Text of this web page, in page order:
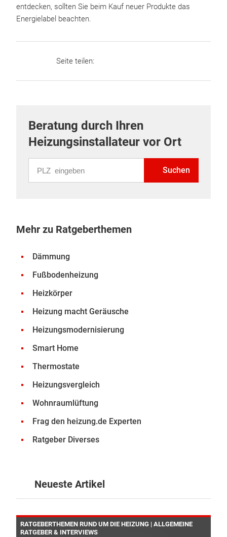
entdecken, sollten Sie beim Kauf neuer Produkte das
Energielabel beachten.
Seite teilen:
Beratung durch Ihren
Heizungsinstallateur vor Ort
Suchen
Mehr zu Ratgeberthemen
Dämmung
Fußbodenheizung
Heizkörper
Heizung macht Geräusche
Heizungsmodernisierung
Smart Home
Thermostate
Heizungsvergleich
Wohnraumlüftung
Frag den heizung.de Experten
Ratgeber Diverses
Neueste Artikel
RATGEBERTHEMEN RUND UM DIE HEIZUNG | ALLGEMEINE
RATGEBER & INTERVIEWS